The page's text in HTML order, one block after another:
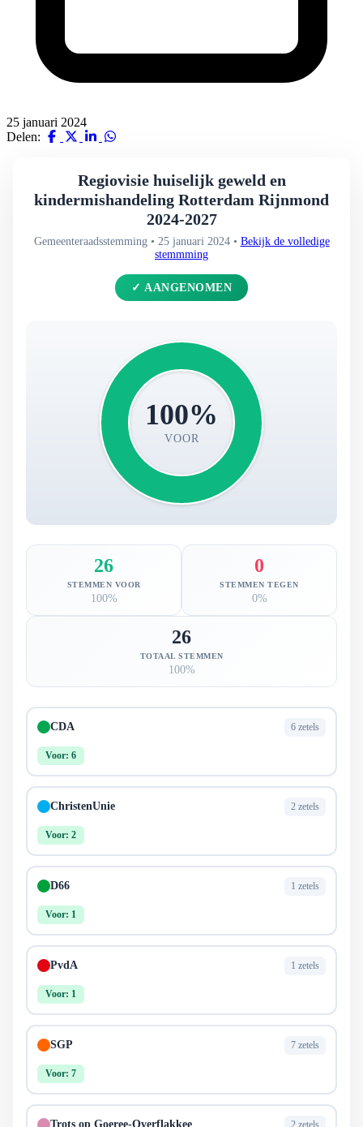
25 januari 2024
Delen:
Regiovisie huiselijk geweld en
kindermishandeling Rotterdam Rijnmond
2024-2027
Gemeenteraadsstemming • 25 januari 2024 • Bekijk de volledige
stemmming
✓ AANGENOMEN
100%
VOOR
26
STEMMEN VOOR
100%
0
STEMMEN TEGEN
0%
26
TOTAAL STEMMEN
100%
CDA 6 zetels
Voor: 6
ChristenUnie 2 zetels
Voor: 2
D66 1 zetels
Voor: 1
PvdA 1 zetels
Voor: 1
SGP 7 zetels
Voor: 7
Trots op Goeree-Overflakkee 2 zetels